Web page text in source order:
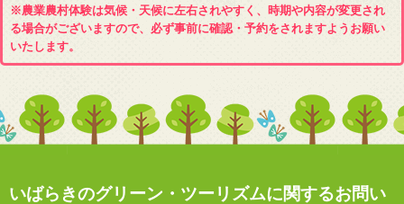
※農業農村体験は気候・天候に左右されやすく、時期や内容が変更され
る場合がございますので、必ず事前に確認・予約をされますようお願い
いたします。
いばらきのグリーン・ツーリズムに関するお問い